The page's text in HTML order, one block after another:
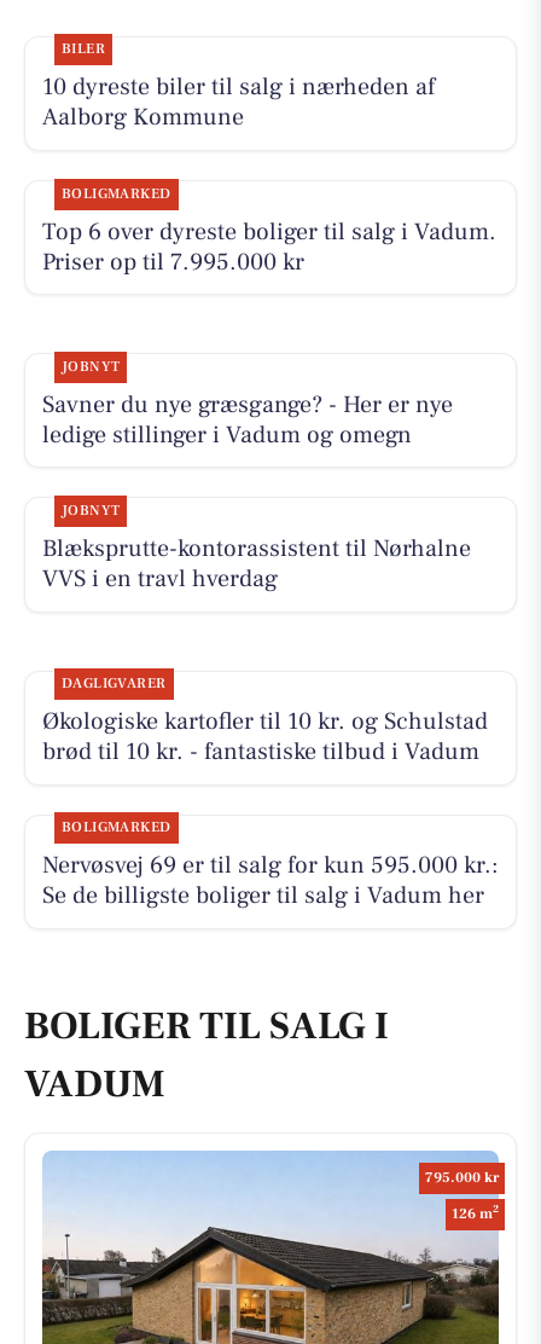
BILER
10 dyreste biler til salg i nærheden af
Aalborg Kommune
BOLIGMARKED
Top 6 over dyreste boliger til salg i Vadum.
Priser op til 7.995.000 kr
JOBNYT
Savner du nye græsgange? - Her er nye
ledige stillinger i Vadum og omegn
JOBNYT
Blæksprutte-kontorassistent til Nørhalne
VVS i en travl hverdag
DAGLIGVARER
Økologiske kartofler til 10 kr. og Schulstad
brød til 10 kr. - fantastiske tilbud i Vadum
BOLIGMARKED
Nervøsvej 69 er til salg for kun 595.000 kr.:
Se de billigste boliger til salg i Vadum her
BOLIGER TIL SALG I
VADUM
795.000 kr
126 m2